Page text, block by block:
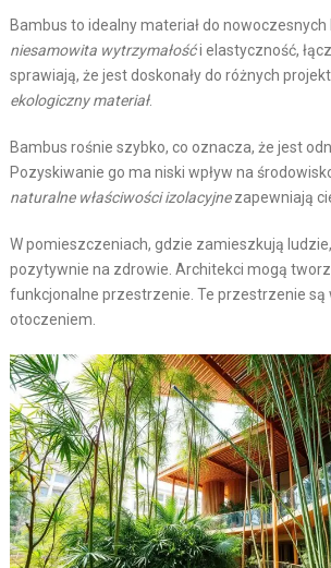
Bambus to idealny materiał do nowoczesnych
niesamowita wytrzymałośći elastyczność,
sprawiają, że jest doskonały do różnych
ekologiczny materiał.
Bambus rośnie szybko, co oznacza, że jest
Pozyskiwanie go ma niski wpływ na
naturalne właściwości izolacyjnezapewniają
W pomieszczeniach, gdzie zamieszkują
pozytywnie na zdrowie. Architekci mogą
funkcjonalne przestrzenie. Te przestrzenie są
otoczeniem.